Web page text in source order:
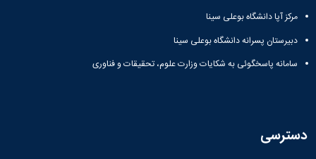
مرکز آپا دانشگاه بوعلی سینا
دبیرستان پسرانه دانشگاه بوعلی سینا
سامانه پاسخگوئی به شکایات وزارت علوم، تحقیقات و فناوری
دسترسی